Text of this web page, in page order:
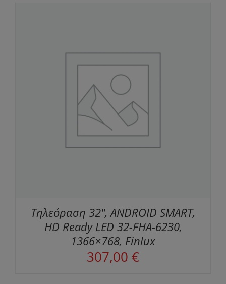
Τηλεόραση 32", ANDROID SMART,
HD Ready LED 32-FHA-6230,
1366×768, Finlux
307,00 €